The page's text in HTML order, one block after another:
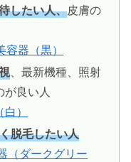
したい人、皮膚の
器（黒）
、最新機種、照射
良い人
）
脱毛したい人
（ダークグリー